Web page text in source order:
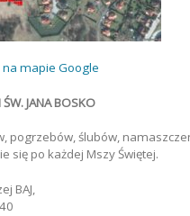
na mapie Google
ŚW. JANA BOSKO
pogrzebów, ślubów,
się po każdej Mszy Świętej.
BAJ,